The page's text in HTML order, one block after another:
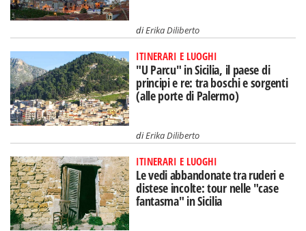
diErika Diliberto
ITINERARI E LUOGHI
"U Parcu" in Sicilia, il paese di
principi e re: tra boschi e sorgenti
(alle porte di Palermo)
diErika Diliberto
ITINERARI E LUOGHI
Le vedi abbandonate tra ruderi e
distese incolte: tour nelle "case
fantasma" in Sicilia